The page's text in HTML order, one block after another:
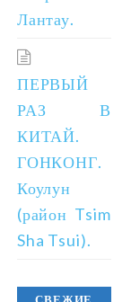
Лантау.
ПЕРВЫЙ
РАЗ В
КИТАЙ.
ГОНКОНГ.
Коулун
(район Tsim
Sha Tsui).